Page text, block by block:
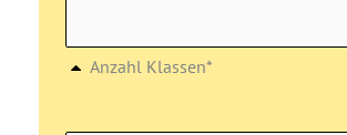
Anzahl Klassen*